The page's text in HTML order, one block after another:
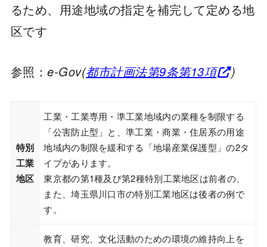
るため、用途地域の指定を補完して定める地
区です
参照：e-Gov(都市計画法第9条第13項 )
特別
工業
地区
工業・工業専用・準工業地域内の業種を制限する
「公害防止型」と、準工業・商業・住居系の用途
地域内の制限を緩和する「地場産業保護型」の2タ
イプがあります。
東京都の第1種及び第2種特別工業地区は前者の、
また、埼玉県川口市の特別工業地区は後者の例で
す。
教育、研究、文化活動のための環境の維持向上を